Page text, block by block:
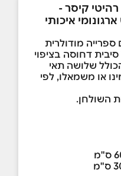
קיסר -
איכותי
מודולרית
דחוסה בציפוי
שלושה תאי
או משמאלו, לפי
השולחן.